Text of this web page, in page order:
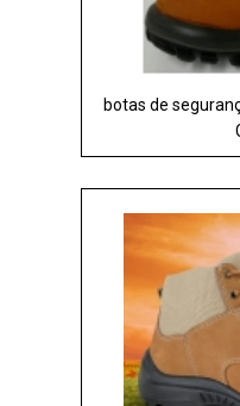
botas de